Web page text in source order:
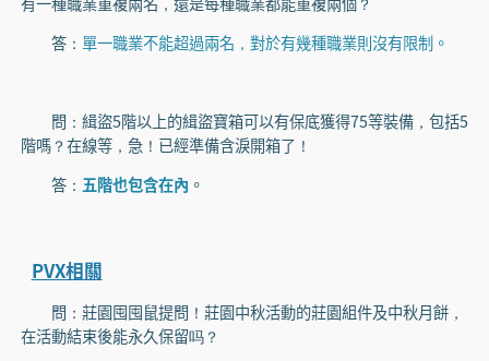
答： 單一職業不能超過兩名，對於有幾種職業則沒有限制。
問：緝盜5階以上的緝盜寶箱可以有保底獲得75等裝備，包括5
階嗎？在線等，急！已經準備含淚開箱了！
答： 五階也包含在內 。
PVX相關
問：莊園囤囤鼠提問！莊園中秋活動的莊園組件及中秋月餅，
在活動結束後能永久保留吗？